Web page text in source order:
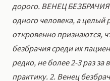
дорого. ВЕНЕЦ БЕЗБРАЧИЯ
одного человека, а
откровенно признаются,
безбрачия среди их
редко, не более 2-3 раз
практику. 2. Венец